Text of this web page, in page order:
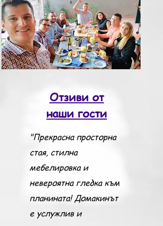
"Прекрасна просторна
стая, стилна
мебелировка и
невероятна гледка към
планината! Домакинът
е услужлив и
Отзиви от
наши гости